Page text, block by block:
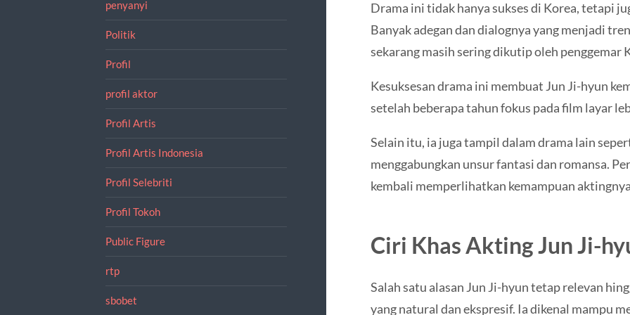
penyanyi
Politik
Profil
profil aktor
Profil Artis
Profil Artis Indonesia
Profil Selebriti
Profil Tokoh
Public Figure
rtp
sbobet
Drama ini tidak hanya sukses di Korea, tetapi
Banyak adegan dan dialognya yang menjadi
sekarang masih sering dikutip oleh penggemar
Kesuksesan drama ini membuat Jun Ji-hyun
setelah beberapa tahun fokus pada film layar
Selain itu, ia juga tampil dalam drama lain
menggabungkan unsur fantasi dan romansa.
kembali memperlihatkan kemampuan
Ciri Khas Akting Jun Ji-
Salah satu alasan Jun Ji-hyun tetap relevan
yang natural dan ekspresif. Ia dikenal mampu